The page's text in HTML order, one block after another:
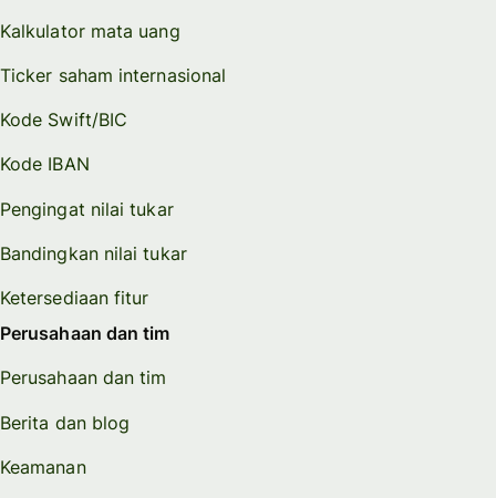
Kalkulator mata uang
Ticker saham internasional
Kode Swift/BIC
Kode IBAN
Pengingat nilai tukar
Bandingkan nilai tukar
Ketersediaan fitur
Perusahaan dan tim
Perusahaan dan tim
Berita dan blog
Keamanan